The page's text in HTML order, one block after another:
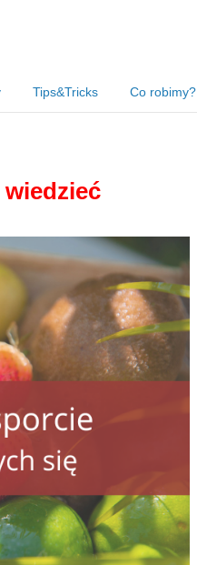
Tips&Tricks Co robimy?